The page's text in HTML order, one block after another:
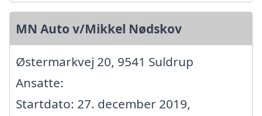
MN Auto v/Mikkel Nødskov
Østermarkvej 20, 9541 Suldrup
Ansatte:
Startdato: 27. december 2019,